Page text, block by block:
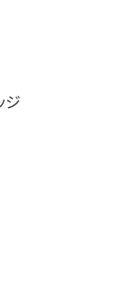
ジ